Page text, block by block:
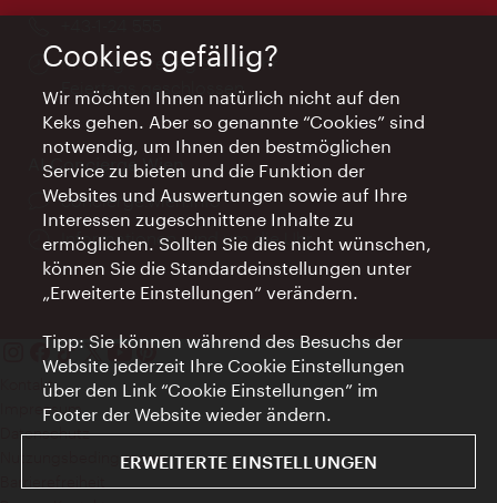
Öffnungszeiten:
Montag - Freitag 9 – 17 Uhr
Feiertags geschlossen
AI Concierge Wien
Ort:
concierge.wien.info
Öffnungszeiten:
Informationen rund um die Uhr
Kontakt
Impressum
Datenschutz
Nutzungsbedingungen
Cookies gefällig?
Wir möchten Ihnen natürlich nicht auf den
Keks gehen. Aber so genannte “Cookies” sind
notwendig, um Ihnen den bestmöglichen
Service zu bieten und die Funktion der
Websites und Auswertungen sowie auf Ihre
Interessen zugeschnittene Inhalte zu
ermöglichen. Sollten Sie dies nicht wünschen,
können Sie die Standardeinstellungen unter
„Erweiterte Einstellungen“ verändern.
Tipp: Sie können während des Besuchs der
Website jederzeit Ihre Cookie Einstellungen
über den Link “Cookie Einstellungen” im
Footer der Website wieder ändern.
ERWEITERTE EINSTELLUNGEN